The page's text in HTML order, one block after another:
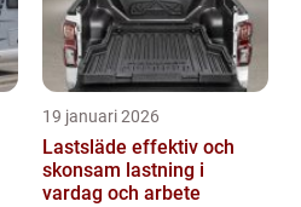
19 januari 2026
Lastsläde effektiv och
skonsam lastning i
vardag och arbete